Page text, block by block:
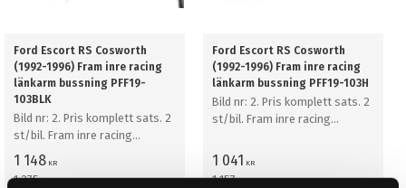
Ford Escort RS Cosworth
(1992-1996) Fram inre racing
länkarm bussning PFF19-
103BLK
Bild nr: 2. Pris komplett sats. 2
st/bil. Fram inre racing
länkarm bussning
1 148 KR
1 275
Ford Escort RS Cosworth
(1992-1996) Fram inre racing
länkarm bussning PFF19-103H
Bild nr: 2. Pris komplett sats. 2
st/bil. Fram inre racing
1 041 KR
1 157